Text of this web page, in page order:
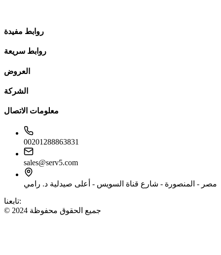
روابط مفيدة
روابط سريعة
العروض
الشركة
معلومات الاتصال
00201288863831
sales@serv5.com
مصر - المنصورة - شارع قناة السويس - أعلى صيدلية د. رامي
تابعنا:
© 2024 جميع الحقوق محفوظة